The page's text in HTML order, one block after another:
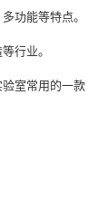
功能等特点。
行业。
室常用的一款